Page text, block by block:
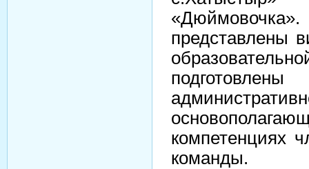
представлены
компетенциях
команды.